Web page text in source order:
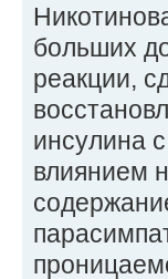
больших
реакции,
инсулина
влиянием